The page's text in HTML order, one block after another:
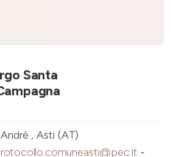
Santa
, Asti (AT)
-